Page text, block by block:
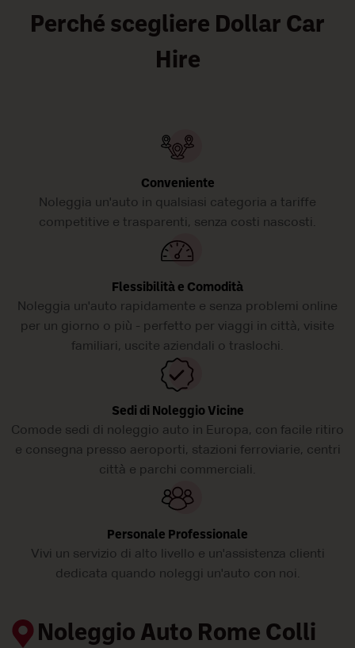
spostamenti attraverso Rome rientrino nel vostro budget! Prendete
un&;auto a noleggio Dollar a Rome Colli Portuensi oggi stesso!!
Perché scegliere Dollar Car
Hire
Conveniente
Noleggia un'auto in qualsiasi categoria a tariffe
competitive e trasparenti, senza costi nascosti.
Flessibilità e Comodità
Noleggia un'auto rapidamente e senza problemi online
per un giorno o più - perfetto per viaggi in città, visite
familiari, uscite aziendali o traslochi.
Sedi di Noleggio Vicine
Comode sedi di noleggio auto in Europa, con facile ritiro
e consegna presso aeroporti, stazioni ferroviarie, centri
città e parchi commerciali.
Personale Professionale
Vivi un servizio di alto livello e un'assistenza clienti
dedicata quando noleggi un'auto con noi.
Noleggio Auto Rome Colli